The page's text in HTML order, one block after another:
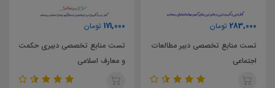
تومان
تخصصی دبیر مطالعات
تومان
تست منابع تخصصی دبیری حکمت
و معارف اسلامی